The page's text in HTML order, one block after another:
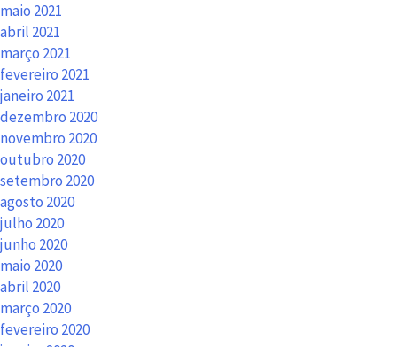
maio 2021
abril 2021
março 2021
fevereiro 2021
janeiro 2021
dezembro 2020
novembro 2020
outubro 2020
setembro 2020
agosto 2020
julho 2020
junho 2020
maio 2020
abril 2020
março 2020
fevereiro 2020